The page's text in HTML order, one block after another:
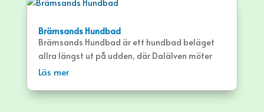
Brämsands Hundbad
Brämsands Hundbad är ett hundbad beläget
allra längst ut på udden, där Dalälven möter
havet. Stranden vid Brämsand bjuder på
precis lika fin sand.
Läs mer